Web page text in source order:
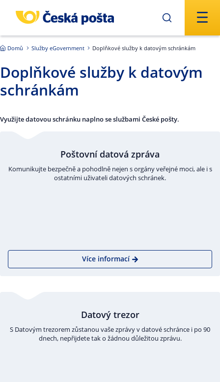
Domů Služby eGovernment Doplňkové služby k datovým schránkám
Doplňkové služby k datovým
schránkám
Využijte datovou schránku naplno se službami České pošty.
Poštovní datová zpráva
Komunikujte bezpečně a pohodlně nejen s orgány veřejné moci, ale i s
ostatními uživateli datových schránek.
Více informací
Datový trezor
S Datovým trezorem zůstanou vaše zprávy v datové schránce i po 90
dnech, nepřijdete tak o žádnou důležitou zprávu.